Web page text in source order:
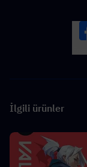
İlgili ürünler